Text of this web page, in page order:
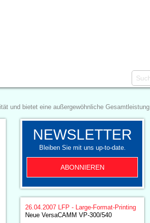
und bietet eine außergewöhnliche Gesamtleistung
NEWSLETTER
Bleiben Sie mit uns up-to-date.
ABONNIEREN
26.04.2007
LFP - Large-Format-Printing
Neue VersaCAMM VP-300/540